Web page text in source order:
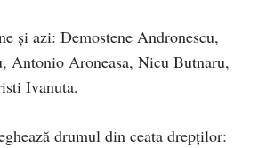
și azi: Demostene Andronescu,
Antonio Aroneasa, Nicu Butnaru,
Ivanuta.
drumul din ceata drepților: